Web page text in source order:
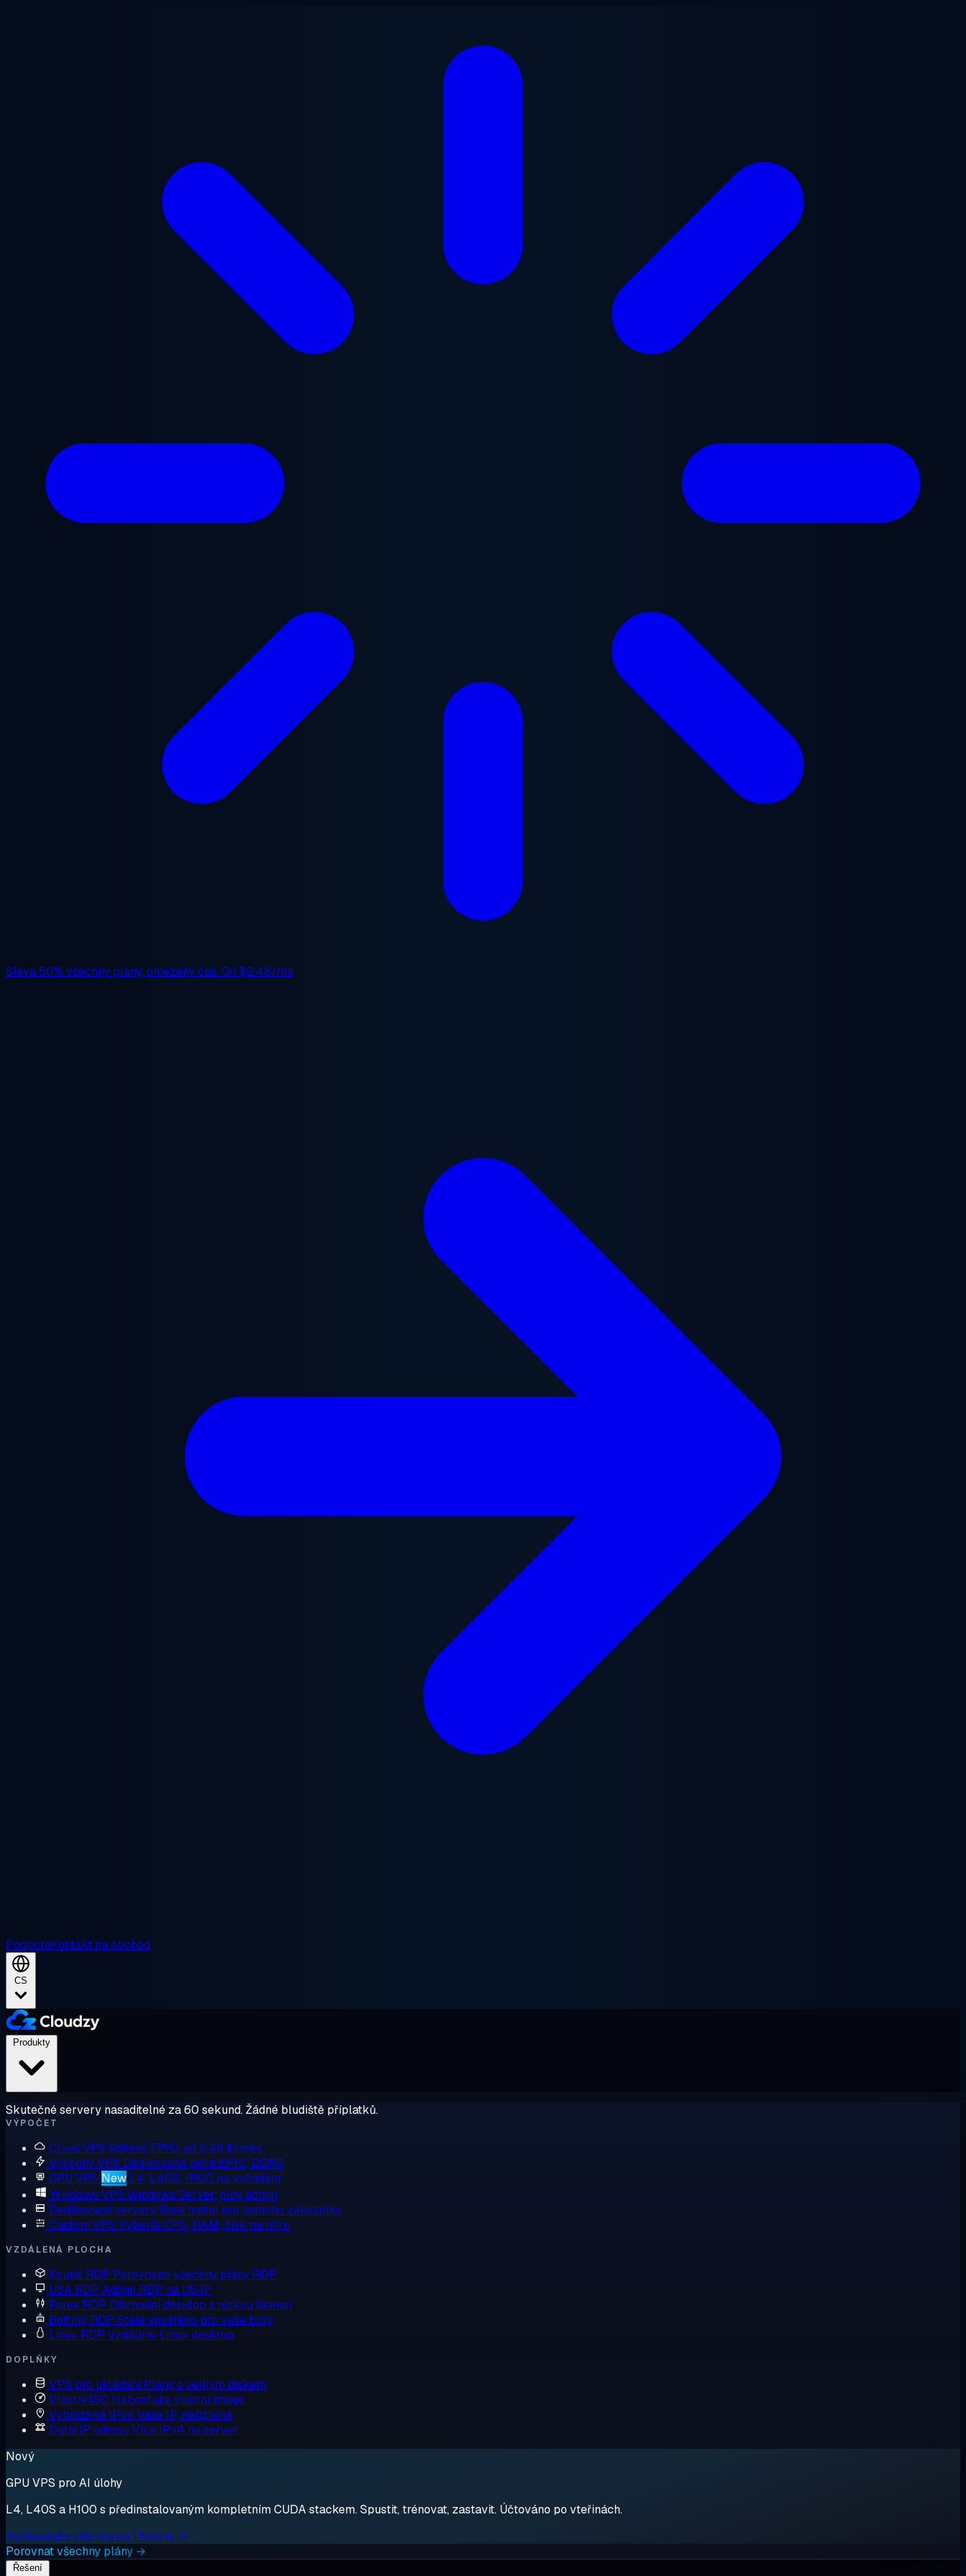
Sleva 50% všechny plány, omezený čas. Od $2.48/mo
PodporaKontakt na obchod
CS
Skutečné servery nasaditelné za 60 sekund. Žádné bludiště příplatků.
VÝPOČET
Cloud VPS Sdílený EPYC, od 2,48 $/měs
Výkonný VPS Dedikovaná jádra EPYC, DDR5
GPU VPS New L4, L40S, H100 na vyžádání
Windows VPS Windows Server, plný admin
Dedikované servery Bare metal pro jednoho zákazníka
Custom VPS Vyberte CPU, RAM, disk na míru
VZDÁLENÁ PLOCHA
Koupit RDP Porovnejte všechny plány RDP
USA RDP Admin RDP na US IP
Forex RDP Obchodní desktop s nízkou latencí
Botting RDP Stále spuštěno pro vaše boty
Linux RDP Vzdálený Linux desktop
DOPLŇKY
VPS pro ukládání Plány s velkým diskem
Vlastní ISO Nabootujte vlastní image
Vyhrazená IPv4 Vaše IP, nesdílená
Další IP adresyVíce IPv4 na server
Nový
GPU VPS pro AI úlohy
L4, L40S a H100 s předinstalovaným kompletním CUDA stackem. Spustit, trénovat, zastavit. Účtováno po vteřinách.
Vyzkoušejte zdarma na 1 hodinu →
Porovnat všechny plány →